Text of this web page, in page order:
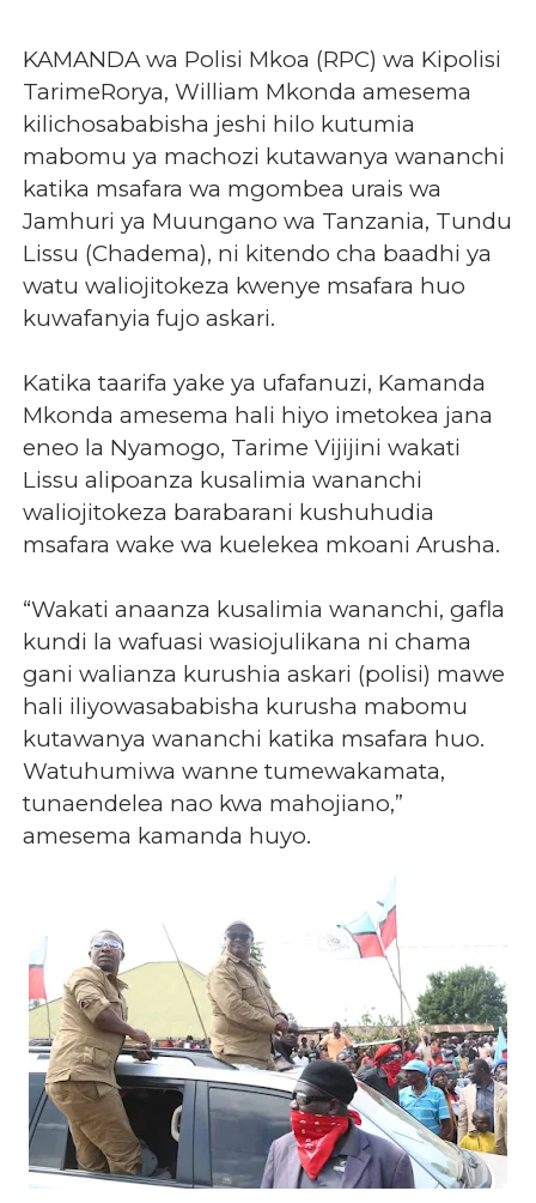
KAMANDA wa Polisi Mkoa (RPC) wa Kipolisi
TarimeRorya, William Mkonda amesema
kilichosababisha jeshi hilo kutumia
mabomu ya machozi kutawanya wananchi
katika msafara wa mgombea urais wa
Jamhuri ya Muungano wa Tanzania, Tundu
Lissu (Chadema), ni kitendo cha baadhi ya
watu waliojitokeza kwenye msafara huo
kuwafanyia fujo askari.
Katika taarifa yake ya ufafanuzi, Kamanda
Mkonda amesema hali hiyo imetokea jana
eneo la Nyamogo, Tarime Vijijini wakati
Lissu alipoanza kusalimia wananchi
waliojitokeza barabarani kushuhudia
msafara wake wa kuelekea mkoani Arusha.
“Wakati anaanza kusalimia wananchi, gafla
kundi la wafuasi wasiojulikana ni chama
gani walianza kurushia askari (polisi) mawe
hali iliyowasababisha kurusha mabomu
kutawanya wananchi katika msafara huo.
Watuhumiwa wanne tumewakamata,
tunaendelea nao kwa mahojiano,”
amesema kamanda huyo.